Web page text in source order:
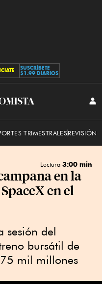
SUSCRÍBETE
$1.99 DIARIOS
TRIMESTRALESREVISIÓN
Lectura 3:00 min
en la
en el
sesión del
bursátil de
mil millones